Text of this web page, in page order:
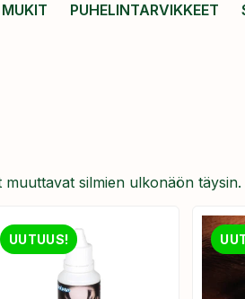
PUHELINTARVIKKEET
silmien ulkonäön
UUTUUS!